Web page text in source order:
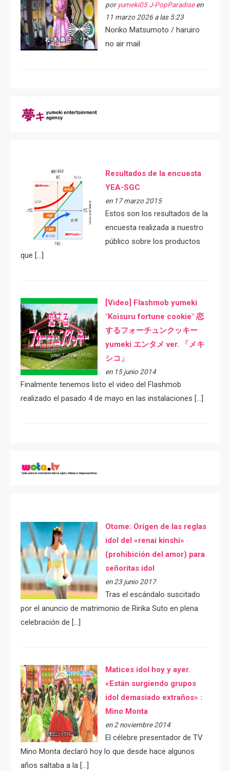
por yumeki05 J-PopParadiseen
11 marzo 2026 a las 5:23
Noriko Matsumoto / haruiro
no air mail
Resultados de la encuesta
YEA-SGC
en 17 marzo 2015
Estos son los resultados de la
encuesta realizada a nuestro
público sobre los productos
que […]
[Video] Flashmob yumeki
"Koisuru fortune cookie" 恋
するフォーチュンクッキー
yumeki エンタメ ver. 「メキ
シコ」
en 15 junio 2014
Finalmente tenemos listo el video del Flashmob
realizado el pasado 4 de mayo en las instalaciones […]
Otome: Orígen de las reglas
idol del «renai kinshi»
(prohibición del amor) para
señoritas idol
en 23 junio 2017
Tras el escándalo suscitado
por el anuncio de matrimonio de Ririka Suto en plena
celebración de […]
Matices idol hoy y ayer.
«Están surgiendo grupos
idol demasiado extraños» :
Mino Monta
en 2 noviembre 2014
El célebre presentador de TV
Mino Monta declaró hoy lo que desde hace algunos
años saltaba a la […]